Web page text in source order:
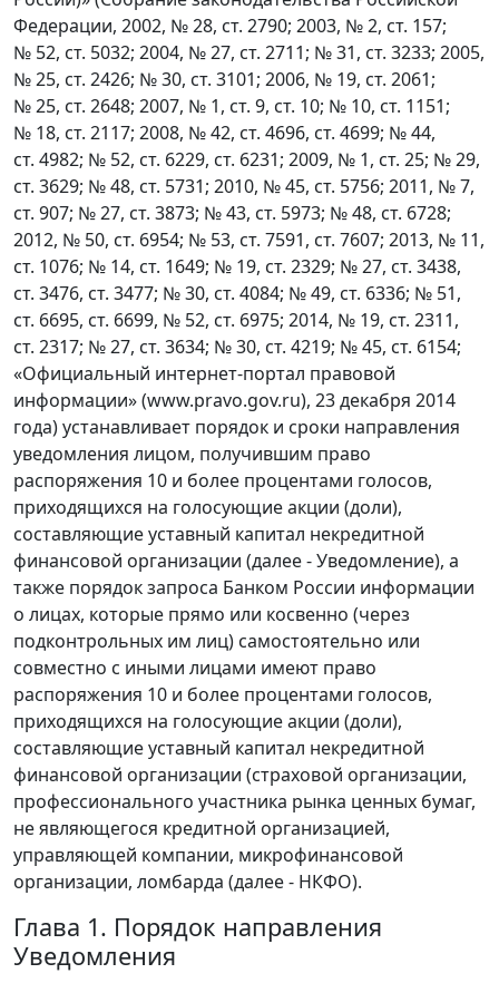
Федерации, 2002, № 28, ст. 2790; 2003, № 2, ст. 157;
№ 52, ст. 5032; 2004, № 27, ст. 2711; № 31, ст. 3233; 2005,
№ 25, ст. 2426; № 30, ст. 3101; 2006, № 19, ст. 2061;
№ 25, ст. 2648; 2007, № 1, ст. 9, ст. 10; № 10, ст. 1151;
№ 18, ст. 2117; 2008, № 42, ст. 4696, ст. 4699; № 44,
ст. 4982; № 52, ст. 6229, ст. 6231; 2009, № 1, ст. 25; № 29,
ст. 3629; № 48, ст. 5731; 2010, № 45, ст. 5756; 2011, № 7,
ст. 907; № 27, ст. 3873; № 43, ст. 5973; № 48, ст. 6728;
2012, № 50, ст. 6954; № 53, ст. 7591, ст. 7607; 2013, № 11,
ст. 1076; № 14, ст. 1649; № 19, ст. 2329; № 27, ст. 3438,
ст. 3476, ст. 3477; № 30, ст. 4084; № 49, ст. 6336; № 51,
ст. 6695, ст. 6699, № 52, ст. 6975; 2014, № 19, ст. 2311,
ст. 2317; № 27, ст. 3634; № 30, ст. 4219; № 45, ст. 6154;
«Официальный интернет-портал правовой
информации» (www.pravo.gov.ru), 23 декабря 2014
года) устанавливает порядок и сроки направления
уведомления лицом, получившим право
распоряжения 10 и более процентами голосов,
приходящихся на голосующие акции (доли),
составляющие уставный капитал некредитной
финансовой организации (далее - Уведомление), а
также порядок запроса Банком России информации
о лицах, которые прямо или косвенно (через
подконтрольных им лиц) самостоятельно или
совместно с иными лицами имеют право
распоряжения 10 и более процентами голосов,
приходящихся на голосующие акции (доли),
составляющие уставный капитал некредитной
финансовой организации (страховой организации,
профессионального участника рынка ценных бумаг,
не являющегося кредитной организацией,
управляющей компании, микрофинансовой
организации, ломбарда (далее - НКФО).
Глава 1. Порядок направления
Уведомления